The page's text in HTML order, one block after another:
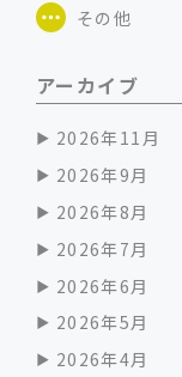
その他
アーカイブ
2026年11月
2026年9月
2026年8月
2026年7月
2026年6月
2026年5月
2026年4月